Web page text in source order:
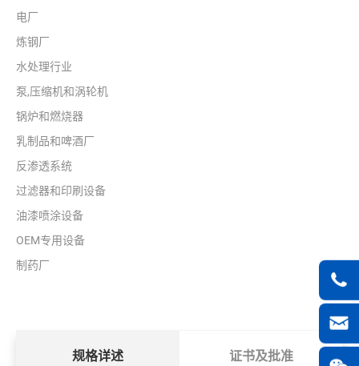
电厂
炼钢厂
水处理行业
泵,压缩机和涡轮机
锅炉和燃烧器
乳制品和啤酒厂
反渗透系统
过滤器和印刷设备
油漆喷涂设备
OEM专用设备
制药厂
规格详述 证书及批准